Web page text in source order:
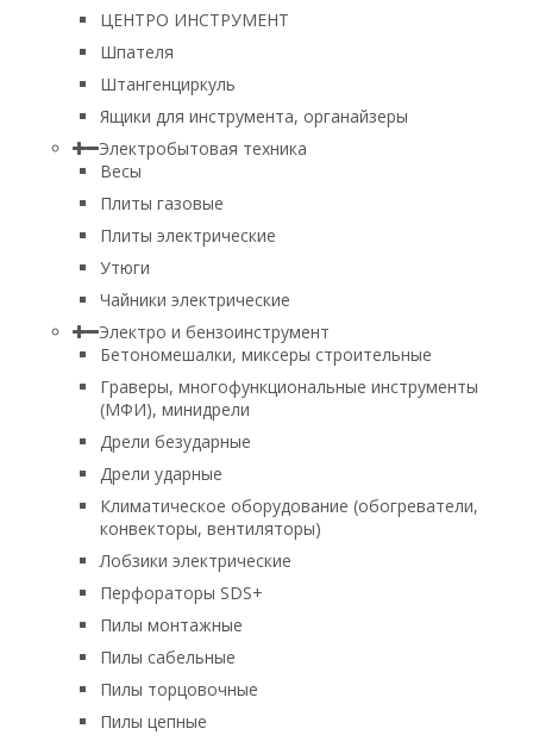
ЦЕНТРО ИНСТРУМЕНТ
Шпателя
Штангенциркуль
Ящики для инструмента, органайзеры
Электробытовая техника
Весы
Плиты газовые
Плиты электрические
Утюги
Чайники электрические
Электро и бензоинструмент
Бетономешалки, миксеры строительные
Граверы, многофункциональные инструменты
(МФИ), минидрели
Дрели безударные
Дрели ударные
Климатическое оборудование (обогреватели,
конвекторы, вентиляторы)
Лобзики электрические
Перфораторы SDS+
Пилы монтажные
Пилы сабельные
Пилы торцовочные
Пилы цепные